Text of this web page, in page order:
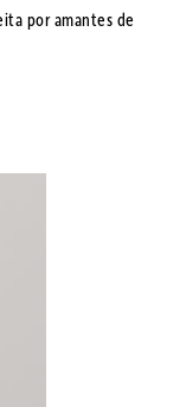
por amantes de